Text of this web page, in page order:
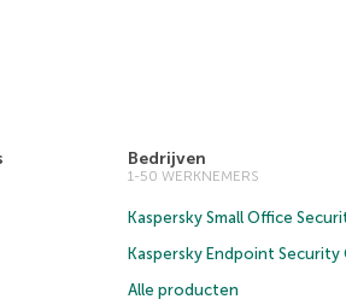
Bedrijven
1-50 WERKNEMERS
Kaspersky Small Office
Kaspersky Endpoint Security
Alle producten